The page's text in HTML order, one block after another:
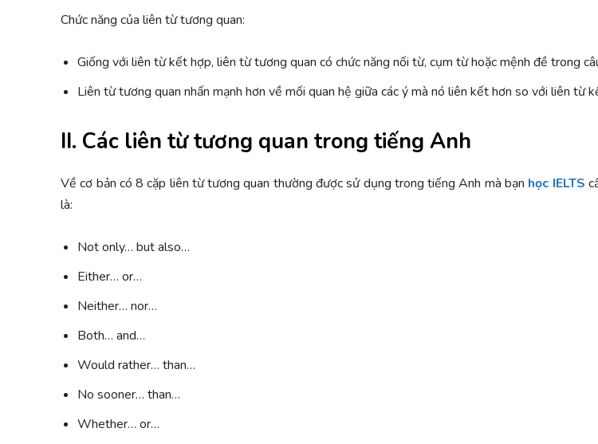
Chức năng của liên từ tương quan:
Giống với liên từ kết hợp, liên từ tương quan có chức năng nối từ, cụm từ hoặc mệnh đề trong
Liên từ tương quan nhấn mạnh hơn về mối quan hệ giữa các ý mà nó liên kết hơn so với liên từ
II. Các liên từ tương quan trong tiếng Anh
Về cơ bản có 8 cặp liên từ tương quan thường được sử dụng trong tiếng Anh mà bạn học IELTS
là:
Not only… but also…
Either… or…
Neither… nor…
Both… and…
Would rather… than…
No sooner… than…
Whether… or…